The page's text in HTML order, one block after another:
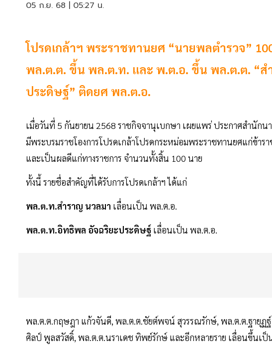
05 ก.ย. 68 | 05:27 น.
โปรดเกล้าฯ พระราชทานยศ “นายพลตำรวจ”
พล.ต.ต. ขึ้น พล.ต.ท. และ พ.ต.อ. ขึ้น พล.ต.ต. “
ประดิษฐ์” ติดยศ พล.ต.อ.
เมื่อวันที่ 5 กันยายน 2568 ราชกิจจานุเบกษา เผยแพร่ ประกาศสำนักนา
มีพระบรมราชโองการโปรดเกล้าโปรดกระหม่อมพระราชทานยศแก่ข้าร
และเป็นผลดีแก่ทางราชการ จำนวนทั้งสิ้น 100 นาย
ทั้งนี้ รายชื่อสำคัญที่ได้รับการโปรดเกล้าฯ ได้แก่
พล.ต.ท.สำราญ นวลมา เลื่อนเป็น พล.ต.อ.
พล.ต.ท.อิทธิพล อัจฉริยะประดิษฐ์ เลื่อนเป็น พล.ต.อ.
พล.ต.ต.กฤษฎา แก้วจันดี, พล.ต.ต.ชัยต์พจน์ สุวรรณรักษ์, พล.ต.ต.ฐายุฏ
ศิลป์ พูลสวัสดิ์, พล.ต.ต.นราเดช ทิพย์รักษ์ และอีกหลายราย เลื่อนขึ้นเ